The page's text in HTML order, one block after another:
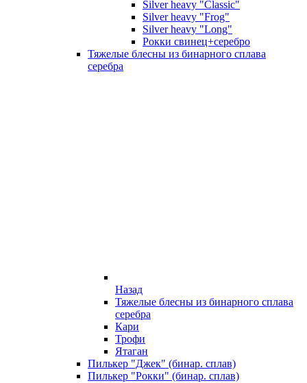
Silver heavy "Classic"
Silver heavy "Frog"
Silver heavy "Long"
Рокки свинец+серебро
Тяжелые блесны из бинарного сплава
серебра
Назад
Тяжелые блесны из бинарного сплава
серебра
Кари
Трофи
Ятаган
Пилькер "Джек" (бинар. сплав)
Пилькер "Рокки" (бинар. сплав)